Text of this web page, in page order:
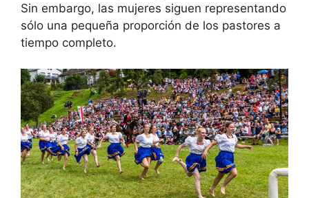
Sin embargo, las mujeres siguen representando
sólo una pequeña proporción de los pastores a
tiempo completo.